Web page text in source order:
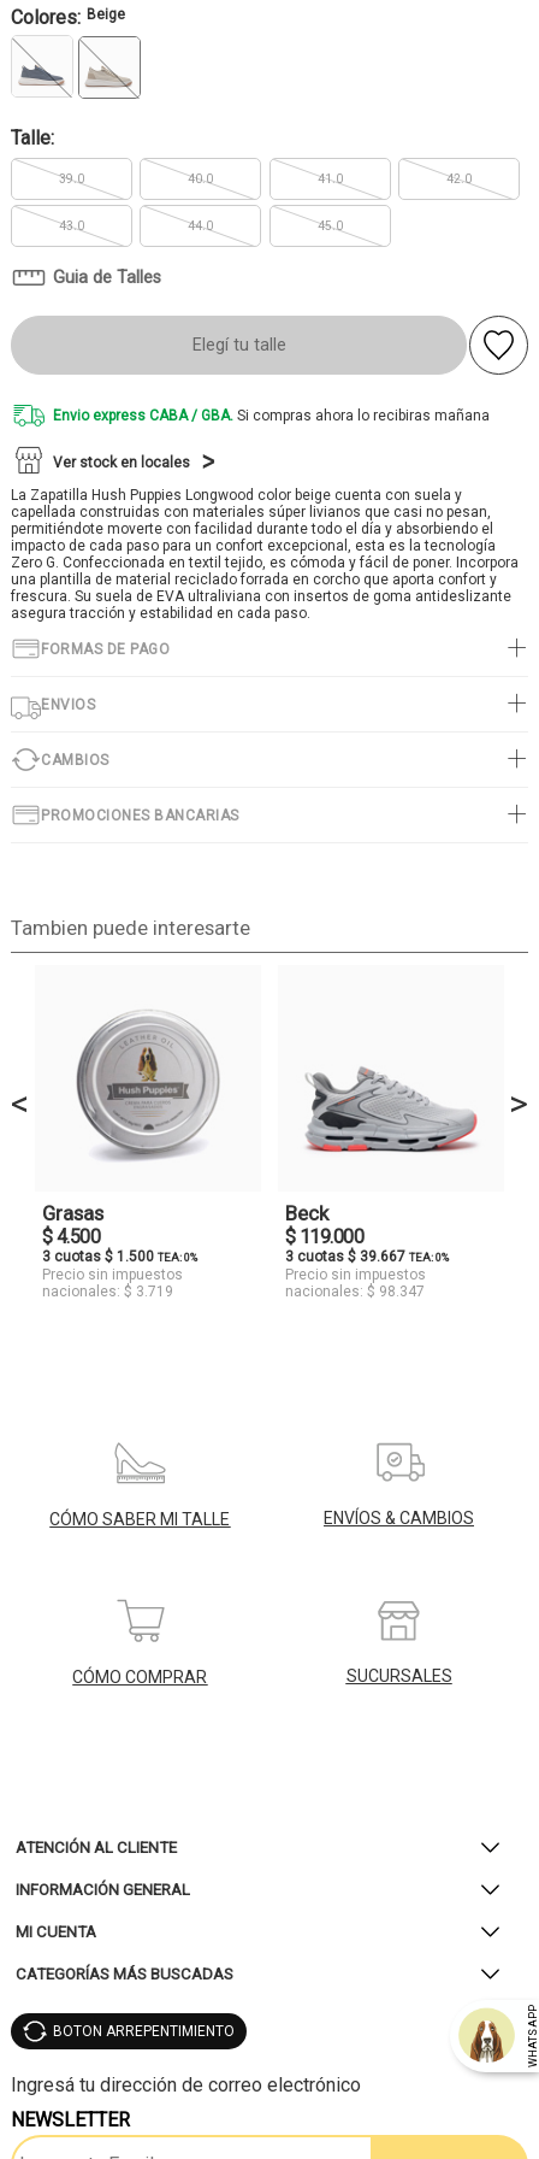
Colores: Beige
Talle:
39.0 40.0 41.0 42.0
43.0 44.0 45.0
Guia de Talles
Elegí tu talle
Envio express CABA / GBA. Si compras ahora lo recibiras mañana
Ver stock en locales
La Zapatilla Hush Puppies Longwood color beige cuenta con suela y
capellada construidas con materiales súper livianos que casi no pesan,
permitiéndote moverte con facilidad durante todo el día y absorbiendo el
impacto de cada paso para un confort excepcional, esta es la tecnología
Zero G. Confeccionada en textil tejido, es cómoda y fácil de poner. Incorpora
una plantilla de material reciclado forrada en corcho que aporta confort y
frescura. Su suela de EVA ultraliviana con insertos de goma antideslizante
asegura tracción y estabilidad en cada paso.
FORMAS DE PAGO
ENVIOS
CAMBIOS
PROMOCIONES BANCARIAS
Tambien puede interesarte
<
Grasas
$ 4.500
3 cuotas $ 1.500 TEA: 0%
Precio sin impuestos
nacionales: $ 3.719
Beck
$ 119.000
3 cuotas $ 39.667 TEA: 0%
Precio sin impuestos
nacionales: $ 98.347
>
CÓMO SABER MI TALLE ENVÍOS & CAMBIOS
CÓMO COMPRAR SUCURSALES
ATENCIÓN AL CLIENTE
INFORMACIÓN GENERAL
MI CUENTA
CATEGORÍAS MÁS BUSCADAS
WHATSAPP
BOTON ARREPENTIMIENTO
NEWSLETTER